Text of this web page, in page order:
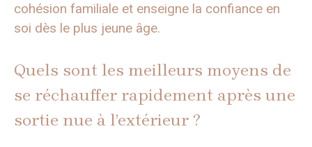
cohésion familiale et enseigne la confiance en
soi dès le plus jeune âge.
Quels sont les meilleurs moyens de
se réchauffer rapidement après une
sortie nue à l’extérieur ?